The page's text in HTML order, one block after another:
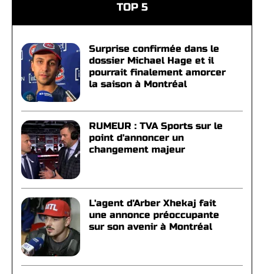
TOP 5
Surprise confirmée dans le
dossier Michael Hage et il
pourrait finalement amorcer
la saison à Montréal
RUMEUR : TVA Sports sur le
point d'annoncer un
changement majeur
L'agent d'Arber Xhekaj fait
une annonce préoccupante
sur son avenir à Montréal